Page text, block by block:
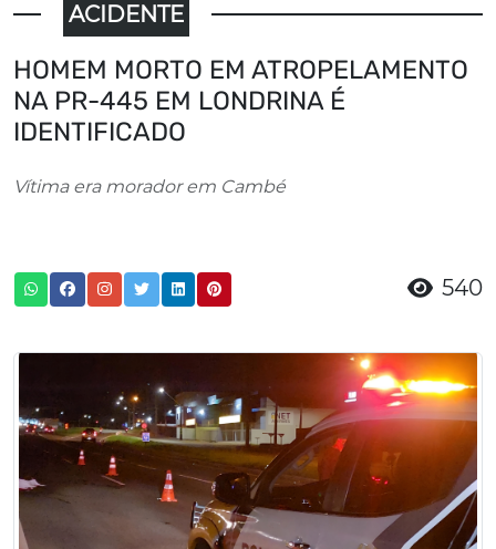
ACIDENTE
HOMEM MORTO EM ATROPELAMENTO
NA PR-445 EM LONDRINA É
IDENTIFICADO
Vítima era morador em Cambé
540